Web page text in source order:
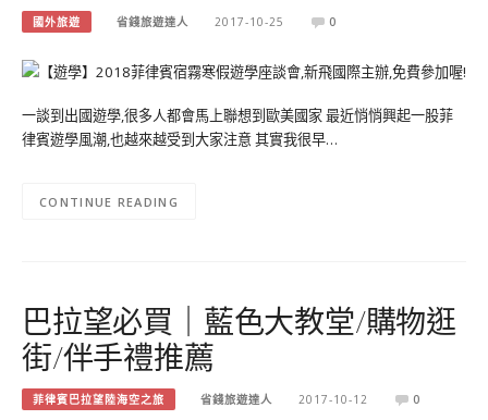
國外旅遊 省錢旅遊達人 2017-10-25 0
一談到出國遊學,很多人都會馬上聯想到歐美國家 最近悄悄興起一股菲
律賓遊學風潮,也越來越受到大家注意 其實我很早…
CONTINUE READING
巴拉望必買｜藍色大教堂/購物逛
街/伴手禮推薦
菲律賓巴拉望陸海空之旅 省錢旅遊達人 2017-10-12 0